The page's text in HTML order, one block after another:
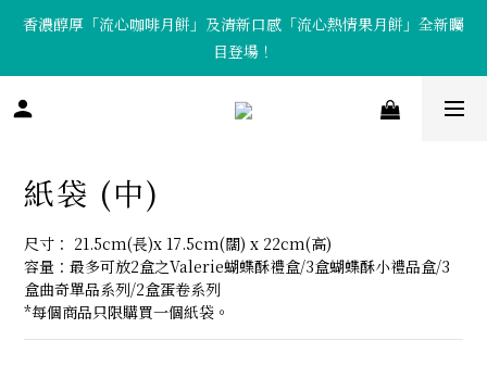
「Tote Bag X  月餅套裝」限量發售中！
香濃醇厚「流心咖啡月餅」及清新口感「流心熱情果月餅」全新矚
目登場！
「Tote Bag X  月餅套裝」限量發售中！
紙袋 (中)
尺寸： 21.5cm(長)x 17.5cm(闊) x 22cm(高)
容量：最多可放2盒之Valerie蝴蝶酥禮盒/3盒蝴蝶酥小禮品盒/3
盒曲奇單品系列/2盒蛋卷系列
*每個商品只限購買一個紙袋。